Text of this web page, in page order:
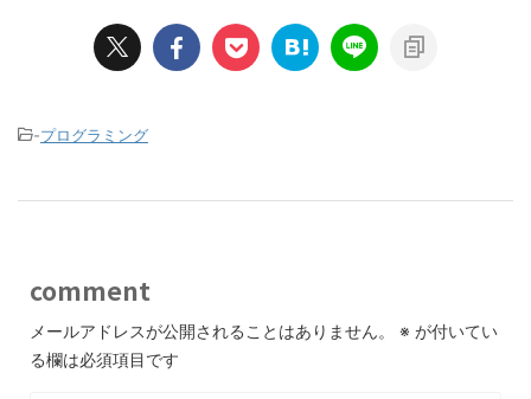
-プログラミング
comment
メールアドレスが公開されることはありません。 ※ が付いてい
る欄は必須項目です